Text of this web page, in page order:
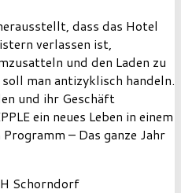
dass das Hotel
verlassen ist,
und den Laden zu
man antizyklisch handeln.
und ihr Geschäft
ein neues Leben in einem
– Das ganze Jahr
Schorndorf